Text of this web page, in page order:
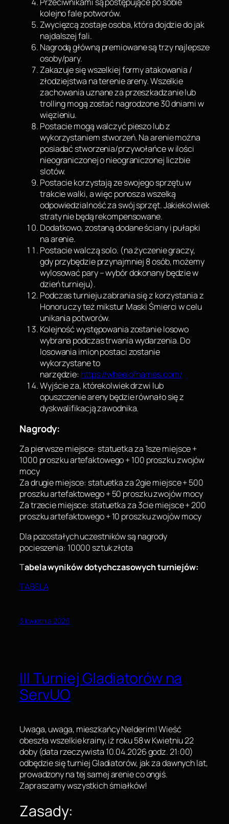
kolejno fale potworów.
Zwycięzcą zostaje osoba, która dojdzie do jak
najdalszej fali.
Nagrodą główną premiowane są trzy najlepsze
osoby/pary.
Zakazuje się wszelkiej formy atakowania /
złodziejstwa na terenie areny. Wszelkie
zachowania uznane za przeszkadzanie lub
trolling mogą zostać nagrodzone 30 dniami w
więzieniu.
Postacie mogą walczyć pieszo lub z
wykorzystaniem stworzeń. Na arenie można
posiadać stworzenia/przywołańce w ilości
nieograniczonej o nieograniczonej liczbie
slotów.
Postacie korzystają ze swojego sprzętu w
trakcie walki, a więc ponosza wszelką
odpowiedzialność za swój sprzęt. Jakiekolwiek
straty nie będą rekompensowane.
Dodatkowo, zostaną dodane ściany i pułapki
na arenie.
Postacie walczą solo. (na życzenie graczy,
gdy przybędzie przynajmniej 8 osób, możemy
wylosować pary – wybór dokonany będzie w
dzień turnieju).
Podczas turnieju zabrania się z korzystania z
Honoru czy też mikstur Maski Śmierci w celu
unikania potworów.
Kolejność występowania zostanie losowo
wybrana podczas trwania wydarzenia. Do
losowania imion postaci zostanie
wykorzystane to
narzędzie: https://wheelofnames.com/
Wyjście za, którekolwiek drzwi lub
opuszczenie areny będzie równało się z
dyskwalifikacją zawodnika.
Nagrody:
Za pierwsze miejsce: statuetka za 1sze miejsce +
1000 proszku artefaktowego + 100 proszku zwojów
mocy
Za drugie miejsce: statuetka za 2gie miejsce + 500
proszku artefaktowego + 50 proszku zwojów mocy
Za trzecie miejsce: statuetka za 3cie miejsce + 200
proszku artefaktowego + 10 proszku zwojów mocy
Dla pozostałych uczestników są nagrody
pocieszenia: 10000 sztuk złota
Tabela wyników dotychczasowych turniejów:
TABELA
3 kwietnia 2026
III Turniej Gladiatorów na
ServUO
Uwaga, uwaga, mieszkańcy Nelderim! Wieść
obeszła wszelkie krainy, iż roku 58 w Kwietniu 22
doby (data rzeczywista 10.04.2026 godz. 21:00)
odbędzie się turniej Gladiatorów, jak za dawnych lat,
prowadzony na tej samej arenie co ongiś.
Zapraszamy wszystkich śmiałków!
Zasady: